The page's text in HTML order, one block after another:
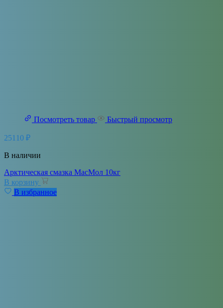
Посмотреть товар Быстрый просмотр
25110 ₽
В наличии
Арктическая смазка МасМол 10кг
В корзину
В избранное